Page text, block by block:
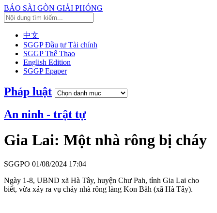
BÁO SÀI GÒN GIẢI PHÓNG
中文
SGGP Đầu tư Tài chính
SGGP Thể Thao
English Edition
SGGP Epaper
Pháp luật
An ninh - trật tự
Gia Lai: Một nhà rông bị cháy
SGGPO 01/08/2024 17:04
Ngày 1-8, UBND xã Hà Tây, huyện Chư Pah, tỉnh Gia Lai cho
biết, vừa xảy ra vụ cháy nhà rông làng Kon Băh (xã Hà Tây).